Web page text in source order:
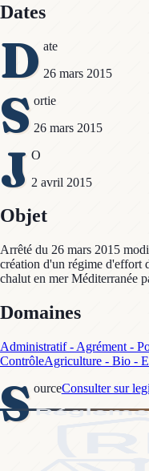
Dates
D ate
26 mars 2015
S ortie
26 mars 2015
J O
2 avril 2015
Objet
Arrêté du 26 mars 2015
création d'un régime d'effort
chalut en mer Méditerranée
Domaines
Administratif - Agrément -
ContrôleAgriculture - Bio -
S ourceConsulter sur